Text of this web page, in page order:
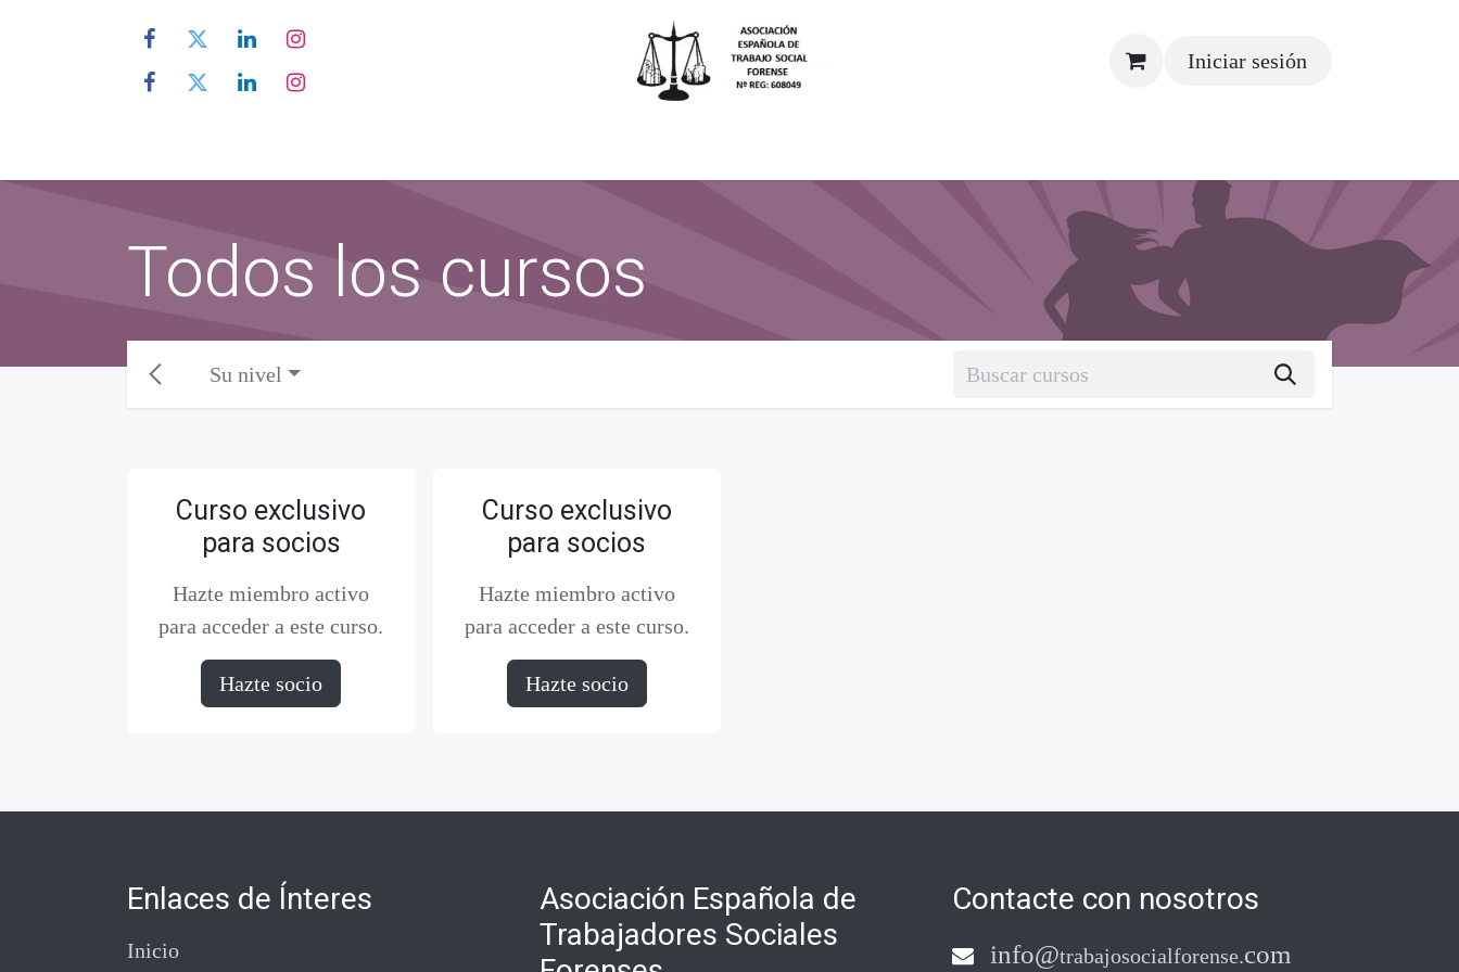
Iniciar sesión
Todos los cursos
Su nivel
Curso exclusivo
para socios
Hazte miembro activo
para acceder a este curso.
Hazte socio
Curso exclusivo
para socios
Hazte miembro activo
para acceder a este curso.
Hazte socio
Enlaces de Ínteres
Inicio
Asociación Española de
Trabajadores Sociales
Contacte con nosotros
info@trabajosocialforense.com